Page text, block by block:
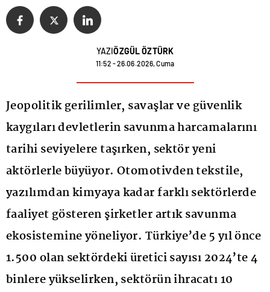
YAZIÖZGÜL ÖZTÜRK
11:52 - 26.06.2026, Cuma
Jeopolitik gerilimler, savaşlar ve güvenlik
kaygıları devletlerin savunma harcamalarını
tarihi seviyelere taşırken, sektör yeni
aktörlerle büyüyor. Otomotivden tekstile,
yazılımdan kimyaya kadar farklı sektörlerde
faaliyet gösteren şirketler artık savunma
ekosistemine yöneliyor. Türkiye’de 5 yıl önce
1.500 olan sektördeki üretici sayısı 2024’te 4
binlere yükselirken, sektörün ihracatı 10